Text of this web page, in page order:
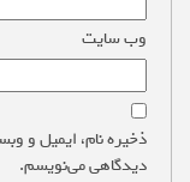
وب‌ سایت
ذخیره نام، ایمیل و
دیدگاهی می‌نویسم.